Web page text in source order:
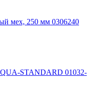
мех, 250 мм 0306240